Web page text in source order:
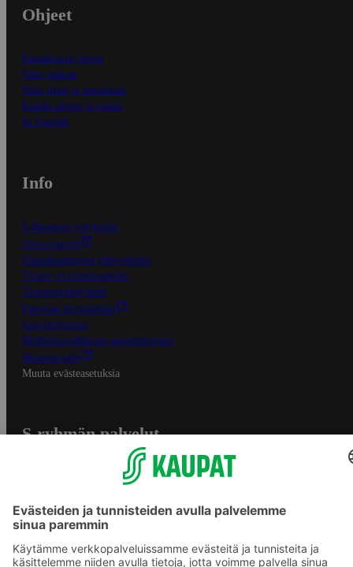
Ohjeet
Ensitilaajan ohjeet
Näin maksat
Näin tilaat ja muokkaat
Kaikki ohjeet ja vinkit
In English
Info
S-Business yrityksille
Oiva-raportit
Osuuskauppojen yhteystiedot
Tilaus- ja toimitusehdot
Tietosuojakäytäntö
Palvelun käyttöehdot
Saavutettavuus
Mobiilisovelluksen saavutettavuus
Mainostajalle
Muuta evästeasetuksia
S-ryhmän palvelut
Yhteishyvä Ruoka -sovellus
S-ostoslista -sovellus
Prisma.fi